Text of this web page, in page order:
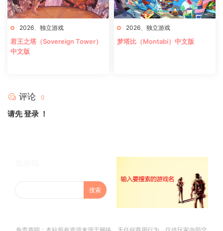
2026 独立游戏
君王之塔（Sovereign Tower）
中文版
2026 独立游戏
梦塔比（Montabi）中文版
评论 0
请先登录 ！